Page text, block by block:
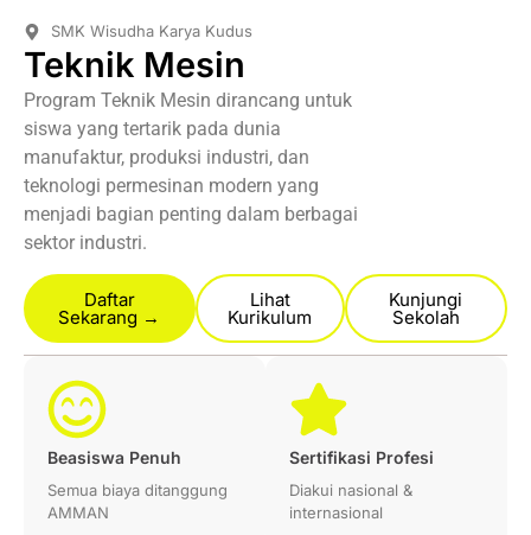
SMK Wisudha Karya Kudus
Teknik Mesin
Program Teknik Mesin dirancang untuk
siswa yang tertarik pada dunia
manufaktur, produksi industri, dan
teknologi permesinan modern yang
menjadi bagian penting dalam berbagai
sektor industri.
Daftar
Sekarang →
Lihat
Kurikulum
Kunjungi
Sekolah
Beasiswa Penuh
Semua biaya ditanggung
AMMAN
Sertifikasi Profesi
Diakui nasional &
internasional